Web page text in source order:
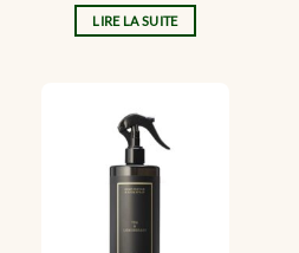
LIRE LA SUITE